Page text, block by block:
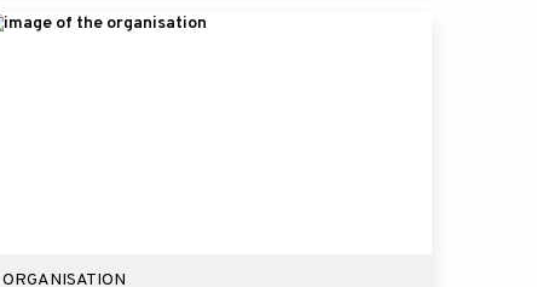
ORGANISATION